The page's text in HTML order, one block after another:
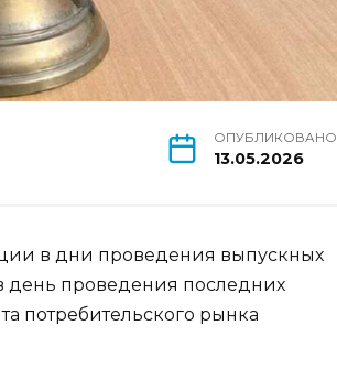
ОПУБЛИКОВАНО
13.05.2026
в дни проведения выпускных
день проведения последних
потребительского рынка